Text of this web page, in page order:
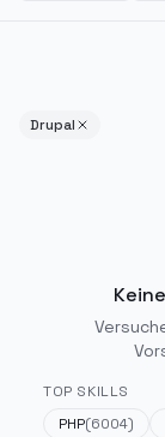
Drupal
TOP SKILLS
PHP(6004)